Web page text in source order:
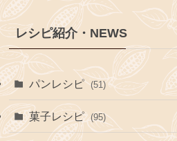
レシピ紹介・NEWS
パンレシピ (51)
菓子レシピ (95)